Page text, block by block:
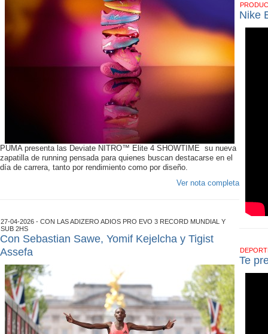
PUMA presenta las Deviate NITRO™ Elite 4 SHOWTIME su nueva
zapatilla de running pensada para quienes buscan destacarse en el
día de carrera, tanto por rendimiento como por diseño.
Ver nota completa
27-04-2026 - CON LAS ADIZERO ADIOS PRO EVO 3 RECORD MUNDIAL Y
SUB 2HS
Con Sebastian Sawe, Yomif Kejelcha y Tigist
Assefa
Nike
Te